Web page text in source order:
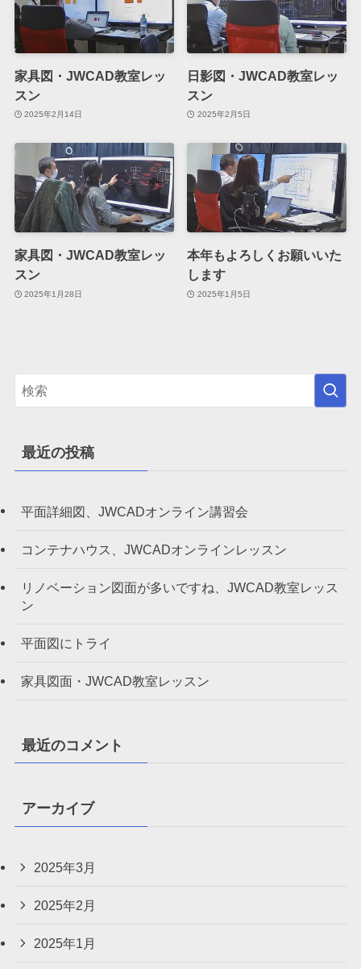
家具図・JWCAD教室レッ
スン
2025年2月14日
日影図・JWCAD教室レッ
スン
2025年2月5日
家具図・JWCAD教室レッ
スン
2025年1月28日
本年もよろしくお願いいた
します
2025年1月5日
最近の投稿
平面詳細図、JWCADオンライン講習会
コンテナハウス、JWCADオンラインレッスン
リノベーション図面が多いですね、JWCAD教室レッス
ン
平面図にトライ
家具図面・JWCAD教室レッスン
最近のコメント
アーカイブ
2025年3月
2025年2月
2025年1月